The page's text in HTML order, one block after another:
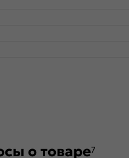
о товаре7